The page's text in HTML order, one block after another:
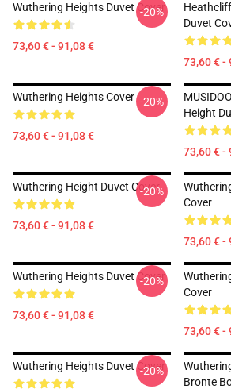
Wuthering Heights Duvet Cover
73,60 € - 91,08 €
-20%
Duvet
73,60 € -
Wuthering Heights Cover
73,60 € - 91,08 €
-20%
Height
73,60 € -
Wuthering Height Duvet Cover
73,60 € - 91,08 €
-20%
Cover
73,60 € -
Wuthering Heights Duvet Cover
73,60 € - 91,08 €
-20%
Cover
73,60 € -
Wuthering Heights Duvet Cover
-20%
Bronte